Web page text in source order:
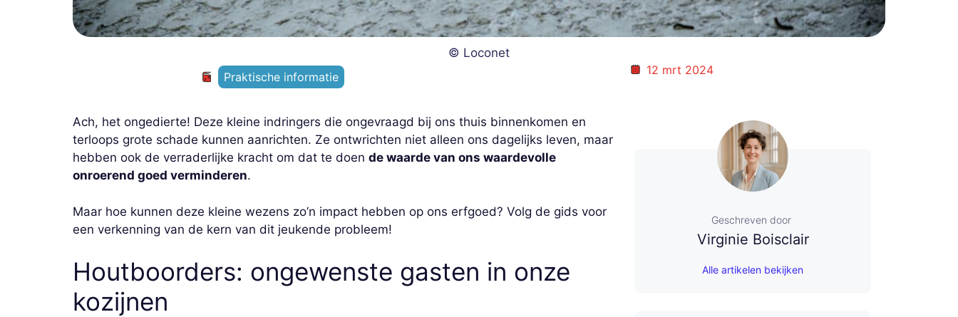
© Loconet
Praktische informatie
12 mrt 2024
Ach, het ongedierte! Deze kleine indringers die ongevraagd bij ons thuis binnenkomen en
terloops grote schade kunnen aanrichten. Ze ontwrichten niet alleen ons dagelijks leven, maar
hebben ook de verraderlijke kracht om dat te doen de waarde van ons waardevolle
onroerend goed verminderen.
Maar hoe kunnen deze kleine wezens zo’n impact hebben op ons erfgoed? Volg de gids voor
een verkenning van de kern van dit jeukende probleem!
Houtboorders: ongewenste gasten in onze
kozijnen
Geschreven door
Virginie Boisclair
Alle artikelen bekijken